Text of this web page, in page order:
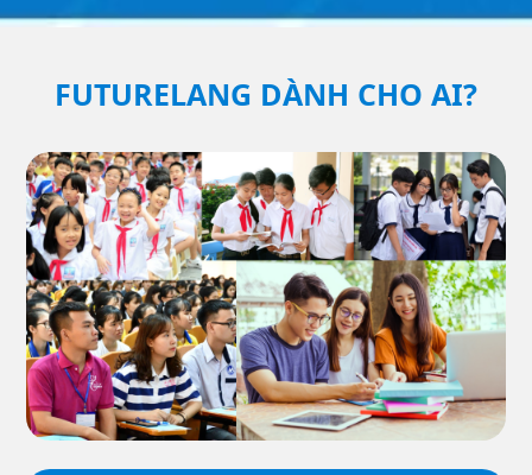
FUTURELANG DÀNH CHO AI?